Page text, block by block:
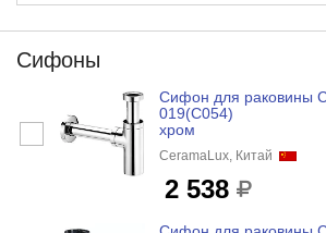
Сифоны
Сифон для раковины
019(С054)
хром
CeramaLux, Китай
2 538